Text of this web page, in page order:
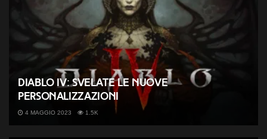
Diablo IV: svelate le nuove
personalizzazioni
4 MAGGIO 2023 1.5K